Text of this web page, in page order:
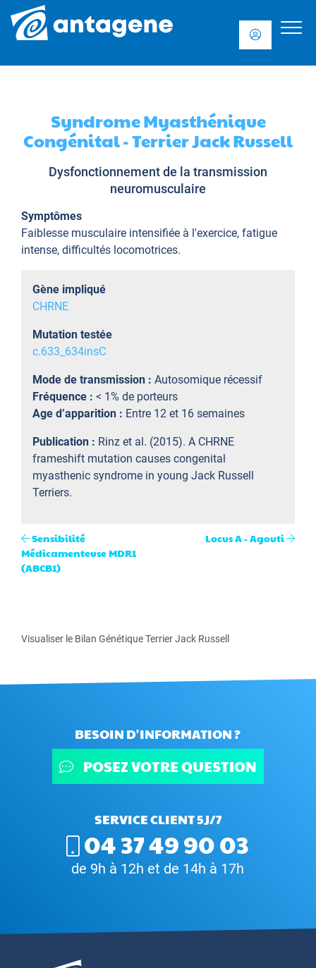
Syndrome Myasthénique
Congénital - Terrier Jack Russell
Dysfonctionnement de la transmission
neuromusculaire
Symptômes
Faiblesse musculaire intensifiée à l'exercice, fatigue
intense, difficultés locomotrices.
Gène impliqué
CHRNE
Mutation testée
c.633_634insC
Mode de transmission : Autosomique récessif
Fréquence : < 1% de porteurs
Age d’apparition : Entre 12 et 16 semaines
Publication : Rinz et al. (2015). A CHRNE
frameshift mutation causes congenital
myasthenic syndrome in young Jack Russell
Terriers.
Sensibilité
Médicamenteuse MDR1
(ABCB1)
Locus A - Agouti
Visualiser le Bilan Génétique Terrier Jack Russell
BESOIN D'INFORMATION ?
POSEZ VOTRE QUESTION
SERVICE CLIENT 5J/7
04 37 49 90 03
de 9h à 12h et de 14h à 17h